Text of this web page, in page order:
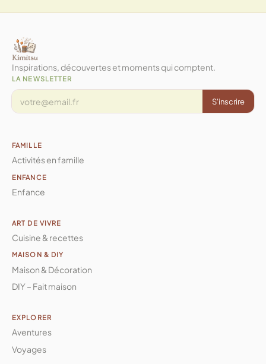
Inspirations, découvertes et moments qui comptent.
LA NEWSLETTER
S'inscrire
FAMILLE
Activités en famille
ENFANCE
Enfance
ART DE VIVRE
Cuisine & recettes
MAISON & DIY
Maison & Décoration
DIY – Fait maison
EXPLORER
Aventures
Voyages